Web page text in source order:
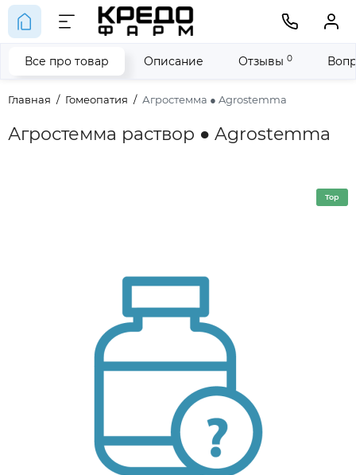
Главная Гомеопатия Агростемма ● Agrostemma
Агростемма раствор ● Agrostemma
Все про товар Описание Отзывы 0
Top